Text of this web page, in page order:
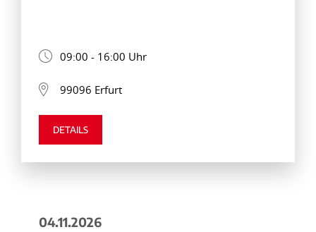
09:00 - 16:00 Uhr
99096 Erfurt
DETAILS
04.11.2026